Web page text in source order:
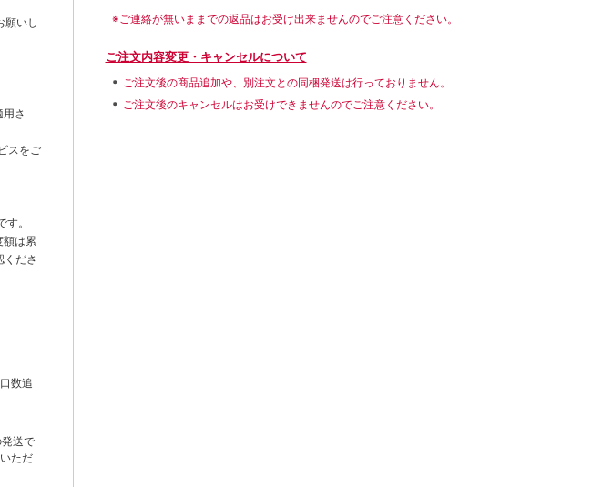
願いし
さ
スをご
。
額は累
ださ
数追
送で
ただ
※ご連絡が無いままでの返品はお受け出来ませんのでご注意ください。
ご注文内容変更・キャンセルについて
ご注文後の商品追加や、別注文との同梱発送は行っておりません。
ご注文後のキャンセルはお受けできませんのでご注意ください。